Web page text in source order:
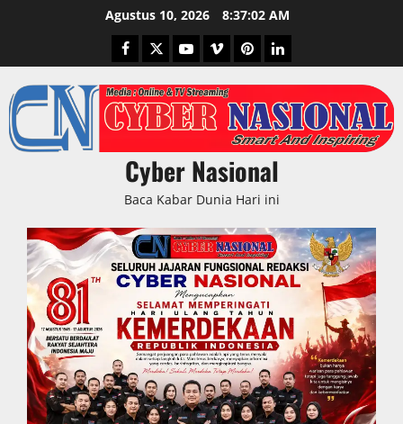
Agustus 10, 2026 8:37:04 AM
Facebook
TwitterYoutubeVimeoPinterestLinkedIn
Cyber Nasional
Baca Kabar Dunia Hari ini